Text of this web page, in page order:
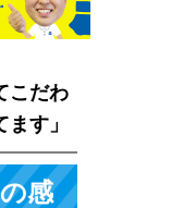
こだわ
す」
感